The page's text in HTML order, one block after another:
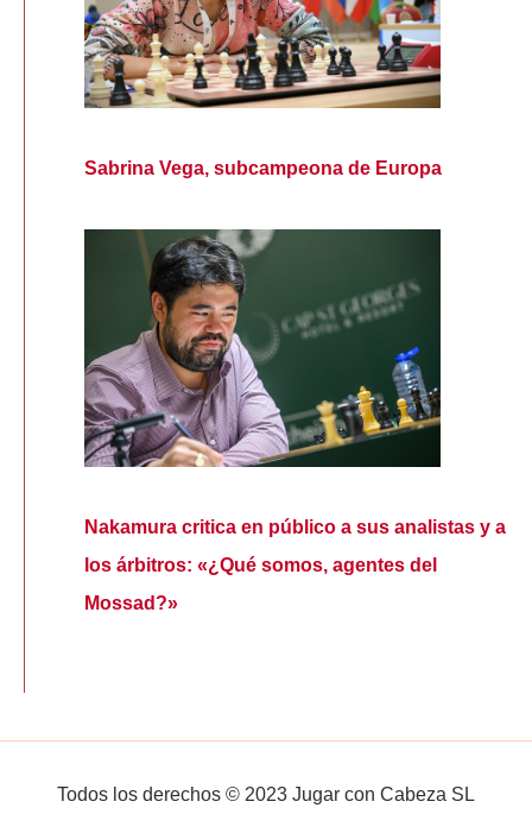
Sabrina Vega, subcampeona de Europa
Nakamura critica en público a sus analistas y a
los árbitros: «¿Qué somos, agentes del
Mossad?»
Todos los derechos © 2023 Jugar con Cabeza SL